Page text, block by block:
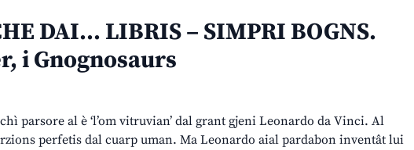
DAI… LIBRIS – SIMPRI BOGNS.
i Gnognosaurs
parsore al è ‘l’om vitruvian’ dal grant gjeni Leonardo da Vinci. Al
perfetis dal cuarp uman. Ma Leonardo aial pardabon inventât lui